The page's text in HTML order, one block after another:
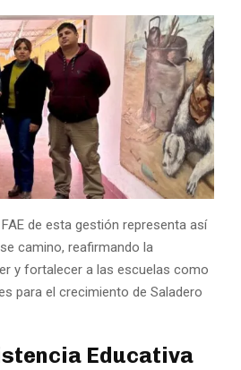
de esta gestión representa así
camino, reafirmando la
y fortalecer a las escuelas como
para el crecimiento de Saladero
Educativa